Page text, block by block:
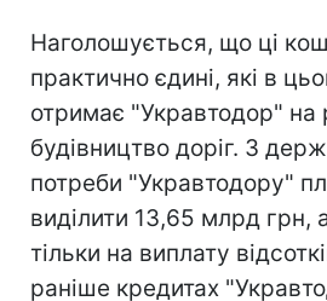
Наголошується, що ці
практично єдині, які в
отримає "Укравтодор" на
будівництво доріг. З
потреби "Укравтодору"
виділити 13,65 млрд грн,
тільки на виплату
раніше кредитах